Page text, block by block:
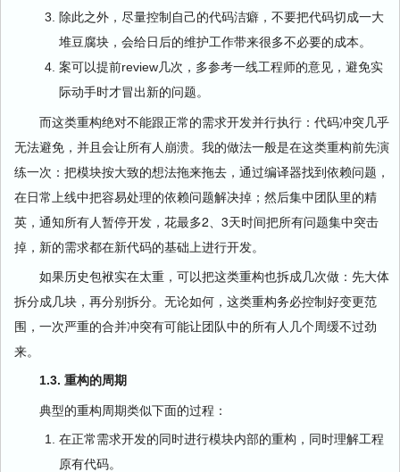
除此之外，尽量控制自己的代码洁癖，不要把代码切成一大
堆豆腐块，会给日后的维护工作带来很多不必要的成本。
案可以提前review几次，多参考一线工程师的意见，避免实
际动手时才冒出新的问题。
而这类重构绝对不能跟正常的需求开发并行执行：代码冲突几乎
无法避免，并且会让所有人崩溃。我的做法一般是在这类重构前先演
练一次：把模块按大致的想法拖来拖去，通过编译器找到依赖问题，
在日常上线中把容易处理的依赖问题解决掉；然后集中团队里的精
英，通知所有人暂停开发，花最多2、3天时间把所有问题集中突击
掉，新的需求都在新代码的基础上进行开发。
如果历史包袱实在太重，可以把这类重构也拆成几次做：先大体
拆分成几块，再分别拆分。无论如何，这类重构务必控制好变更范
围，一次严重的合并冲突有可能让团队中的所有人几个周缓不过劲
来。
1.3. 重构的周期
典型的重构周期类似下面的过程：
在正常需求开发的同时进行模块内部的重构，同时理解工程
原有代码。